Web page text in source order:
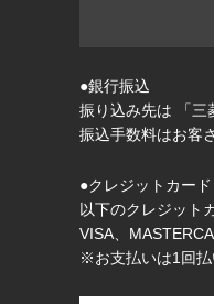
●銀行振込
振り込み先は 「三
振込手数料はお客
●クレジットカード
以下のクレジット
VISA、
※お支払いは1回払